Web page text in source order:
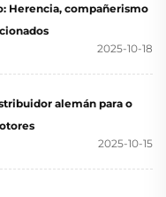
Herencia, compañerismo
2025-10-18
alemán para o
2025-10-15